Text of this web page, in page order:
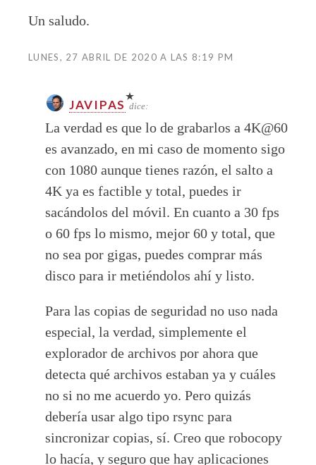
Un saludo.
LUNES, 27 ABRIL DE 2020 A LAS 8:19 PM
JAVIPAS dice:
La verdad es que lo de grabarlos a 4K@60
es avanzado, en mi caso de momento sigo
con 1080 aunque tienes razón, el salto a
4K ya es factible y total, puedes ir
sacándolos del móvil. En cuanto a 30 fps
o 60 fps lo mismo, mejor 60 y total, que
no sea por gigas, puedes comprar más
disco para ir metiéndolos ahí y listo.
Para las copias de seguridad no uso nada
especial, la verdad, simplemente el
explorador de archivos por ahora que
detecta qué archivos estaban ya y cuáles
no si no me acuerdo yo. Pero quizás
debería usar algo tipo rsync para
sincronizar copias, sí. Creo que robocopy
lo hacía, y seguro que hay aplicaciones